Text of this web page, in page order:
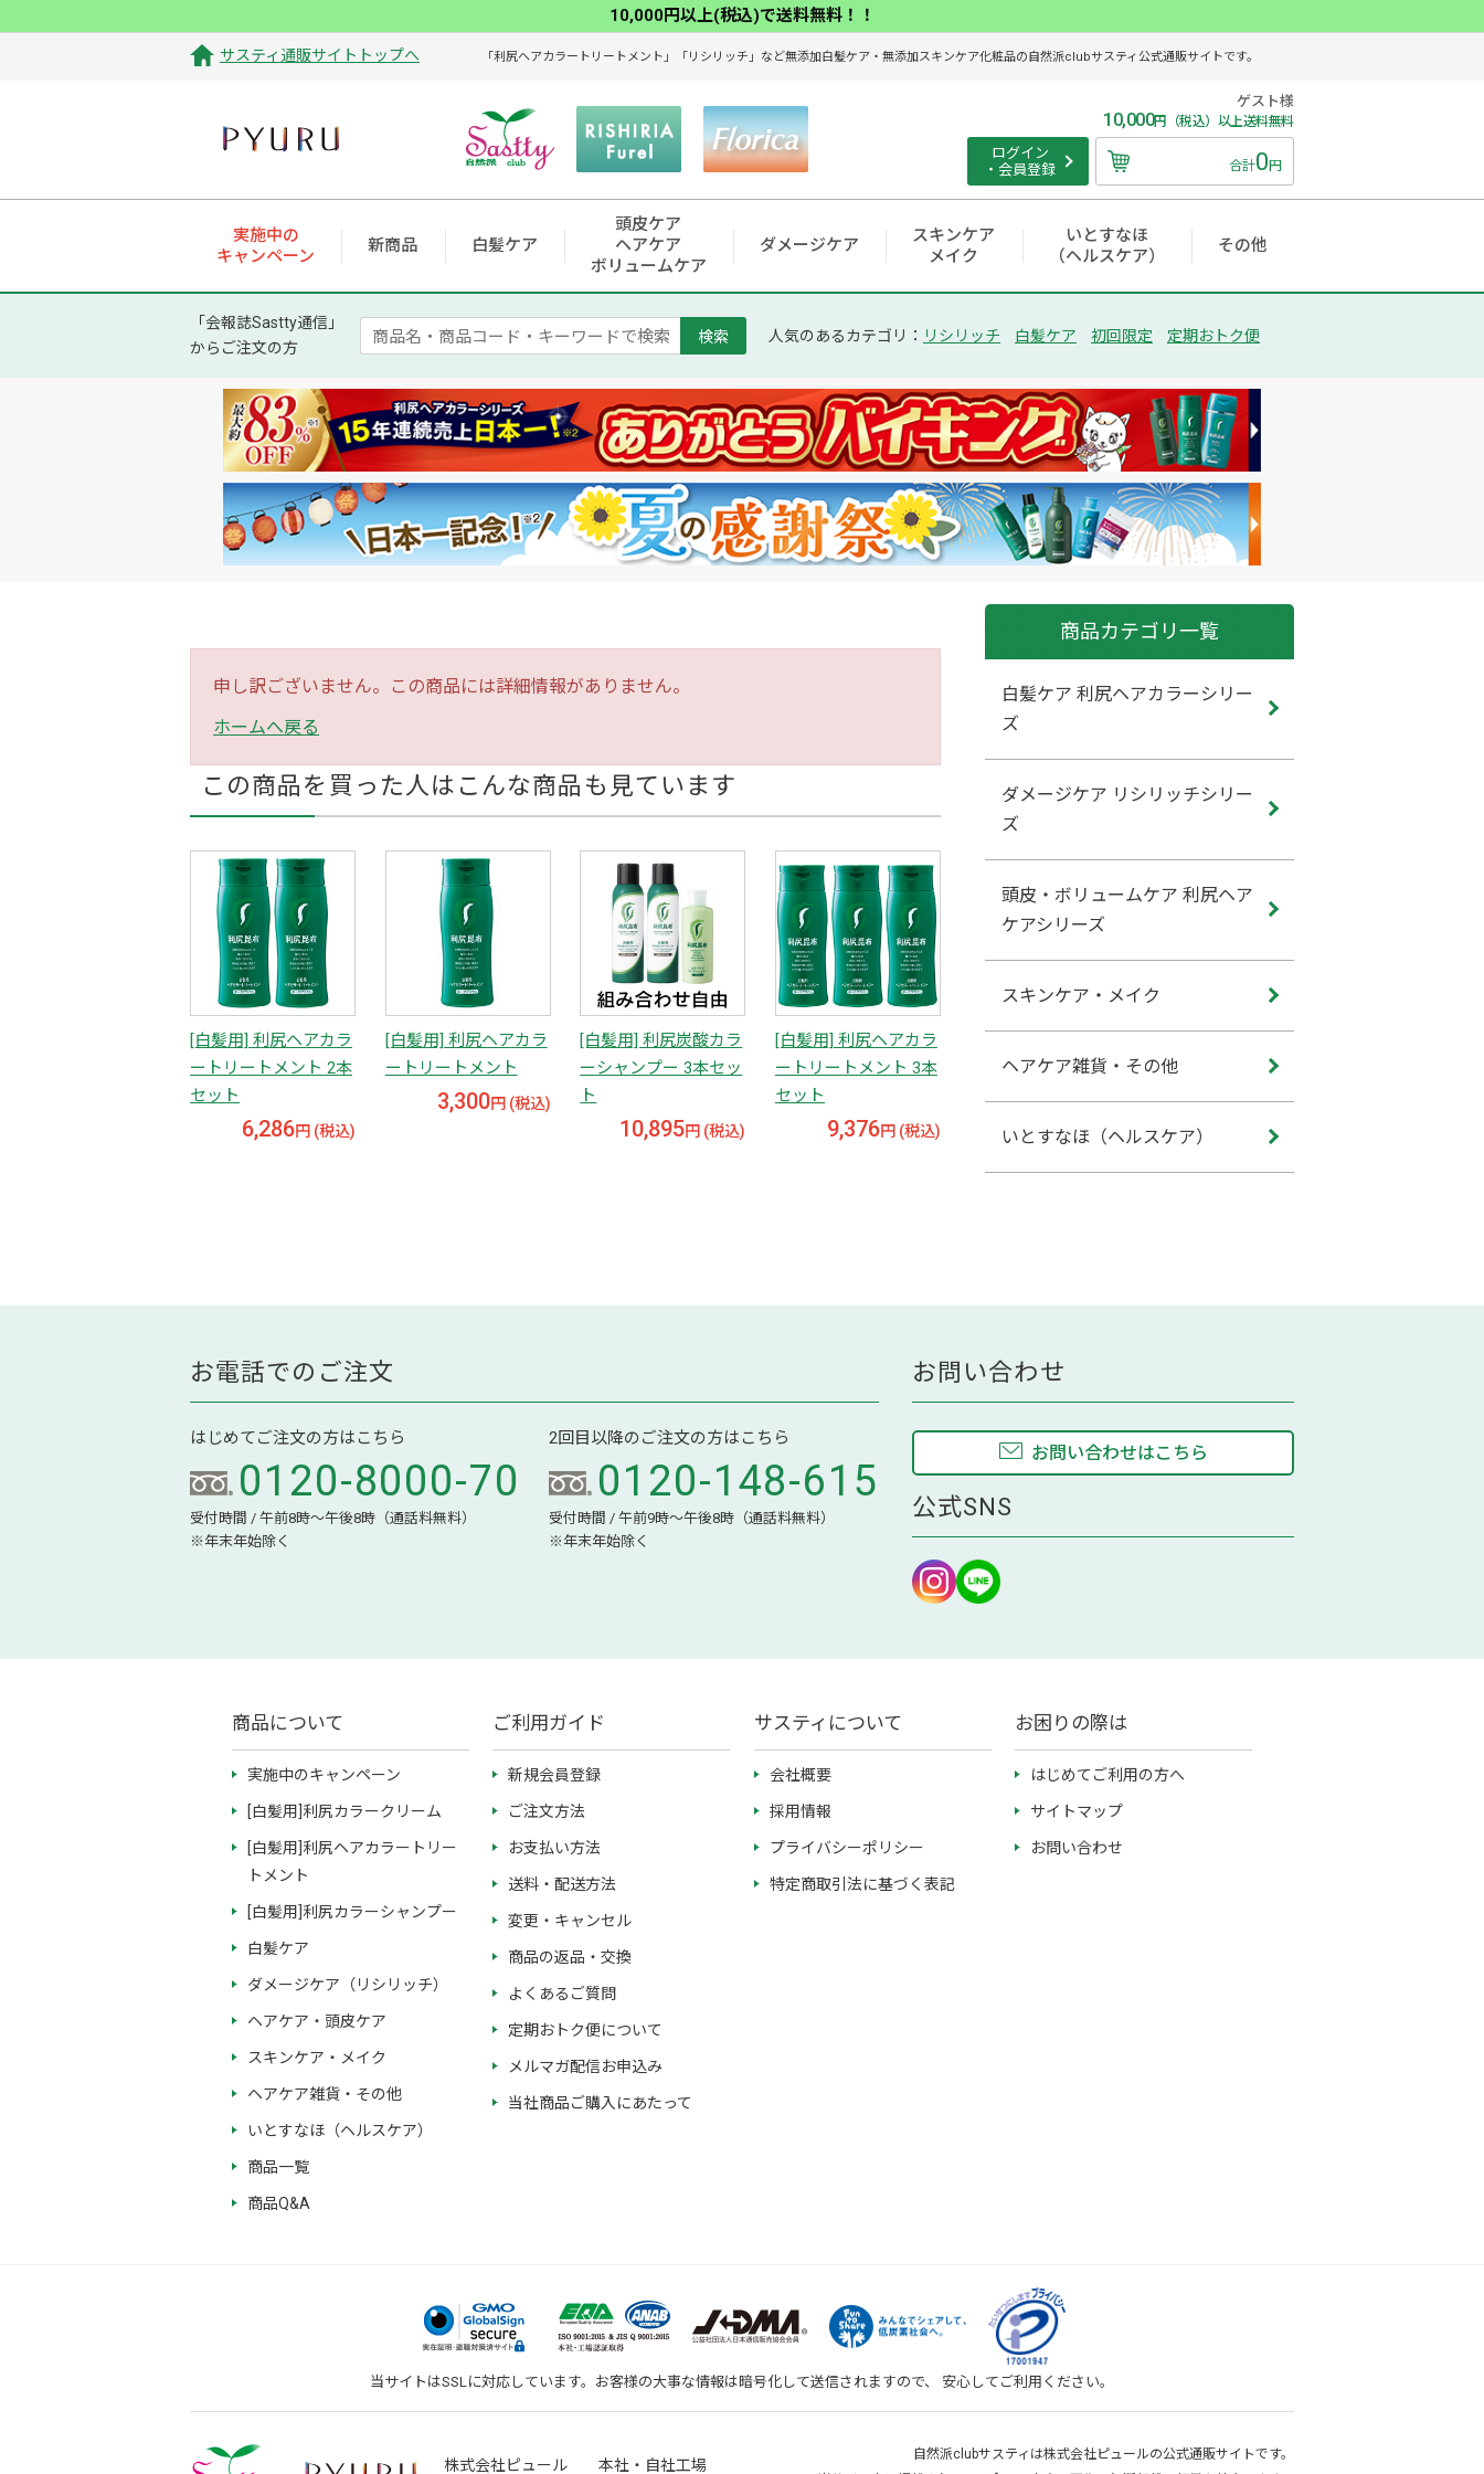
10,000円以上(税込)で送料無料！！
サスティ通販サイトトップへ 「利尻ヘアカラートリートメント」「リシリッチ」など無添加白髪ケア・無添加スキンケア化粧品の自然派clubサスティ公式通販サイトです。
ログイン
・会員登録
ゲスト様
10,000円（税込）以上送料無料
合計0円
実施中の
キャンペーン
新商品 白髪ケア
頭皮ケア
ヘアケア
ボリュームケア
ダメージケア
スキンケア
メイク
いとすなほ
（ヘルスケア）
その他
「会報誌Sastty通信」
からご注文の方
検索 人気のあるカテゴリ： リシリッチ 白髪ケア 初回限定 定期おトク便
申し訳ございません。この商品には詳細情報がありません。
ホームへ戻る
この商品を買った人はこんな商品も見ています
[白髪用] 利尻ヘアカラ
ートリートメント 2本
セット
6,286円 (税込)
[白髪用] 利尻ヘアカラ
ートリートメント
3,300円 (税込)
[白髪用] 利尻炭酸カラ
ーシャンプー 3本セッ
ト
10,895円 (税込)
[白髪用] 利尻ヘアカラ
ートリートメント 3本
セット
9,376円 (税込)
商品カテゴリ一覧
白髪ケア 利尻ヘアカラーシリー
ズ
ダメージケア リシリッチシリー
ズ
頭皮・ボリュームケア 利尻ヘア
ケアシリーズ
スキンケア・メイク
ヘアケア雑貨・その他
いとすなほ（ヘルスケア）
お電話でのご注文
はじめてご注文の方はこちら
0120-8000-70
受付時間 / 午前8時～午後8時（通話料無料）
※年末年始除く
2回目以降のご注文の方はこちら
0120-148-615
受付時間 / 午前9時～午後8時（通話料無料）
※年末年始除く
お問い合わせ
お問い合わせはこちら
公式SNS
商品について
実施中のキャンペーン
[白髪用]利尻カラークリーム
[白髪用]利尻ヘアカラートリー
トメント
[白髪用]利尻カラーシャンプー
白髪ケア
ダメージケア（リシリッチ）
ヘアケア・頭皮ケア
スキンケア・メイク
ヘアケア雑貨・その他
いとすなほ（ヘルスケア）
商品一覧
商品Q&A
ご利用ガイド
新規会員登録
ご注文方法
お支払い方法
送料・配送方法
変更・キャンセル
商品の返品・交換
よくあるご質問
定期おトク便について
メルマガ配信お申込み
当社商品ご購入にあたって
サスティについて
会社概要
採用情報
プライバシーポリシー
特定商取引法に基づく表記
お困りの際は
はじめてご利用の方へ
サイトマップ
お問い合わせ
当サイトはSSLに対応しています。お客様の大事な情報は暗号化して送信されますので、 安心してご利用ください。
株式会社ピュール 本社・自社工場
自然派clubサスティは株式会社ピュールの公式通販サイトです。